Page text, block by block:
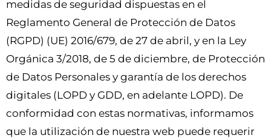
medidas de seguridad dispuestas en el
Reglamento General de Protección de Datos
(RGPD) (UE) 2016/679, de 27 de abril, y en la Ley
Orgánica 3/2018, de 5 de diciembre, de Protección
de Datos Personales y garantía de los derechos
digitales (LOPD y GDD, en adelante LOPD). De
conformidad con estas normativas, informamos
que la utilización de nuestra web puede requerir